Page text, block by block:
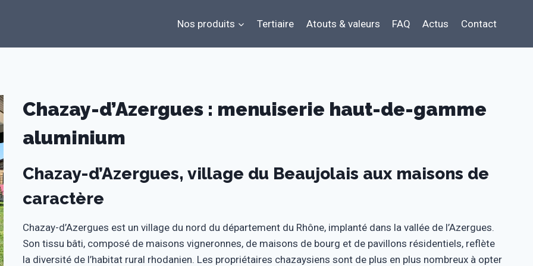
Nos produits Tertiaire Atouts & valeurs FAQ Actus Contact
Chazay-d’Azergues : menuiserie haut-de-gamme
aluminium
Chazay-d’Azergues, village du Beaujolais aux maisons de
caractère
Chazay-d’Azergues est un village du nord du département du Rhône, implanté dans la vallée de l’Azergues.
Son tissu bâti, composé de maisons vigneronnes, de maisons de bourg et de pavillons résidentiels, reflète
la diversité de l’habitat rural rhodanien. Les propriétaires chazaysiens sont de plus en plus nombreux à opter